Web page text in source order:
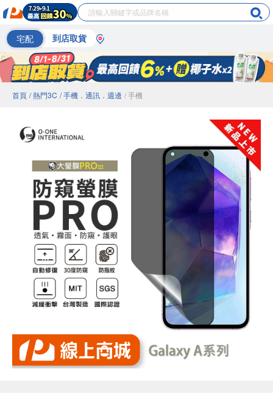
宅配 到店取貨
首頁 / 熱門3C / 手機．通訊．週邊 / 手機